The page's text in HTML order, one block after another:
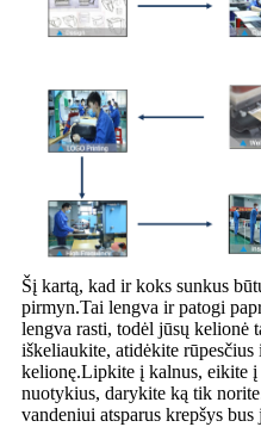
Šį kartą, kad ir koks sunkus
pirmyn.Tai lengva ir patogi
lengva rasti, todėl jūsų kelionė
iškeliaukite, atidėkite rūpesčius
kelionę.Lipkite į kalnus, eikite
nuotykius, darykite ką tik
vandeniui atsparus krepšys